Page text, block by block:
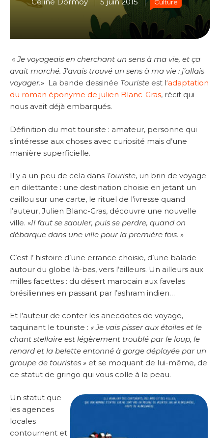
Céline Dormoy 5 juin 2015 Culture
«Je voyageais en cherchant un sens à ma vie, et ça
avait marché. J’avais trouvé un sens à ma vie : j’allais
voyager.» La bande dessinée Touriste est l‘adaptation
du roman éponyme de julien Blanc-Gras, récit qui
nous avait déjà embarqués.
Définition du mot touriste : amateur, personne qui
s’intéresse aux choses avec curiosité mais d’une
manière superficielle.
Il y a un peu de cela dans Touriste, un brin de voyage
en dilettante : une destination choisie en jetant un
caillou sur une carte, le rituel de l’ivresse quand
l’auteur, Julien Blanc-Gras, découvre une nouvelle
ville. «Il faut se saouler, puis se perdre, quand on
débarque dans une ville pour la première fois. »
C’est l’ histoire d’une errance choisie, d’une balade
autour du globe là-bas, vers l’ailleurs. Un ailleurs aux
milles facettes : du désert marocain aux favelas
brésiliennes en passant par l’ashram indien…
Et l’auteur de conter les anecdotes de voyage,
taquinant le touriste : « Je vais pisser aux étoiles et le
chant stellaire est légèrement troublé par le loup, le
renard et la belette entonné à gorge déployée par un
groupe de touristes » et se moquant de lui-même, de
ce statut de gringo qui vous colle à la peau.
Un statut que
les agences
locales
contournent et